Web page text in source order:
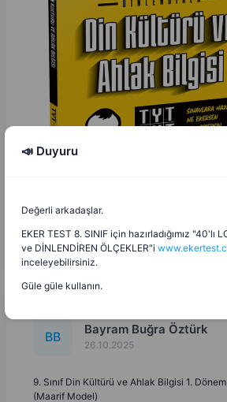
BB Bayram Buğra Öztürk
26.10.2025
9. Sınıf Din Kültürü ve Ahlak Bilgisi 1. Dönem
(Maarif Model)
📣 Duyuru
Değerli arkadaşlar.
EKER TEST 8. SINIF için hazırladığımız "40'lı
ve DİNLENDİREN ÖLÇEKLER"i
inceleyebilirsiniz.
Güle güle kullanın.